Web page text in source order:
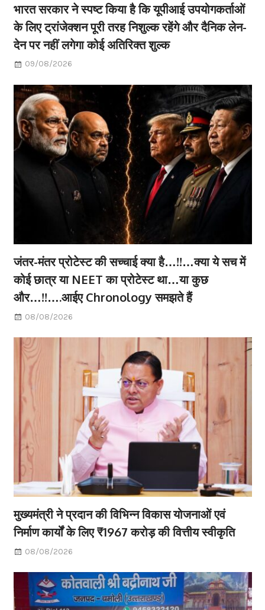
भारत सरकार ने स्पष्ट किया है कि यूपीआई उपयोगकर्ताओं
के लिए ट्रांजेक्शन पूरी तरह निशुल्क रहेंगे और दैनिक लेन-
देन पर नहीं लगेगा कोई अतिरिक्त शुल्क
09/08/2026
जंतर-मंतर प्रोटेस्ट की सच्चाई क्या है…!!…क्या ये सच में
कोई छात्र या NEET का प्रोटेस्ट था…या कुछ
और…!!….आईए Chronology समझते हैं
08/08/2026
मुख्यमंत्री ने प्रदान की विभिन्न विकास योजनाओं एवं
निर्माण कार्यों के लिए ₹1967 करोड़ की वित्तीय स्वीकृति
08/08/2026